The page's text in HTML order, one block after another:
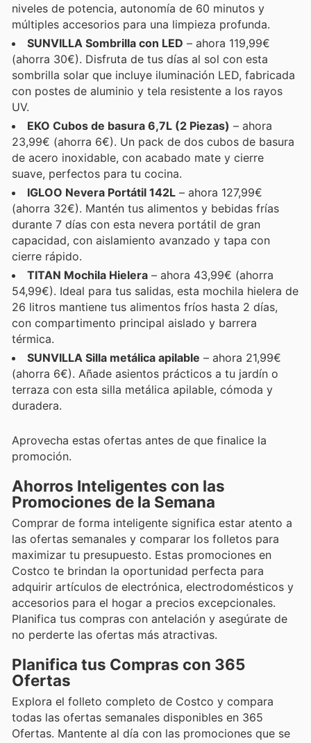
niveles de potencia, autonomía de 60 minutos y
múltiples accesorios para una limpieza profunda.
SUNVILLA Sombrilla con LED – ahora 119,99€
(ahorra 30€). Disfruta de tus días al sol con esta
sombrilla solar que incluye iluminación LED, fabricada
con postes de aluminio y tela resistente a los rayos
UV.
EKO Cubos de basura 6,7L (2 Piezas) – ahora
23,99€ (ahorra 6€). Un pack de dos cubos de basura
de acero inoxidable, con acabado mate y cierre
suave, perfectos para tu cocina.
IGLOO Nevera Portátil 142L – ahora 127,99€
(ahorra 32€). Mantén tus alimentos y bebidas frías
durante 7 días con esta nevera portátil de gran
capacidad, con aislamiento avanzado y tapa con
cierre rápido.
TITAN Mochila Hielera – ahora 43,99€ (ahorra
54,99€). Ideal para tus salidas, esta mochila hielera de
26 litros mantiene tus alimentos fríos hasta 2 días,
con compartimento principal aislado y barrera
térmica.
SUNVILLA Silla metálica apilable – ahora 21,99€
(ahorra 6€). Añade asientos prácticos a tu jardín o
terraza con esta silla metálica apilable, cómoda y
duradera.
Aprovecha estas ofertas antes de que finalice la
promoción.
Ahorros Inteligentes con las
Promociones de la Semana
Comprar de forma inteligente significa estar atento a
las ofertas semanales y comparar los folletos para
maximizar tu presupuesto. Estas promociones en
Costco te brindan la oportunidad perfecta para
adquirir artículos de electrónica, electrodomésticos y
accesorios para el hogar a precios excepcionales.
Planifica tus compras con antelación y asegúrate de
no perderte las ofertas más atractivas.
Planifica tus Compras con 365
Ofertas
Explora el folleto completo de Costco y compara
todas las ofertas semanales disponibles en 365
Ofertas. Mantente al día con las promociones que se